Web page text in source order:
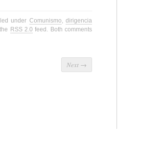
under Comunismo ,dirigencia
RSS 2.0 feed. Both comments
Next →